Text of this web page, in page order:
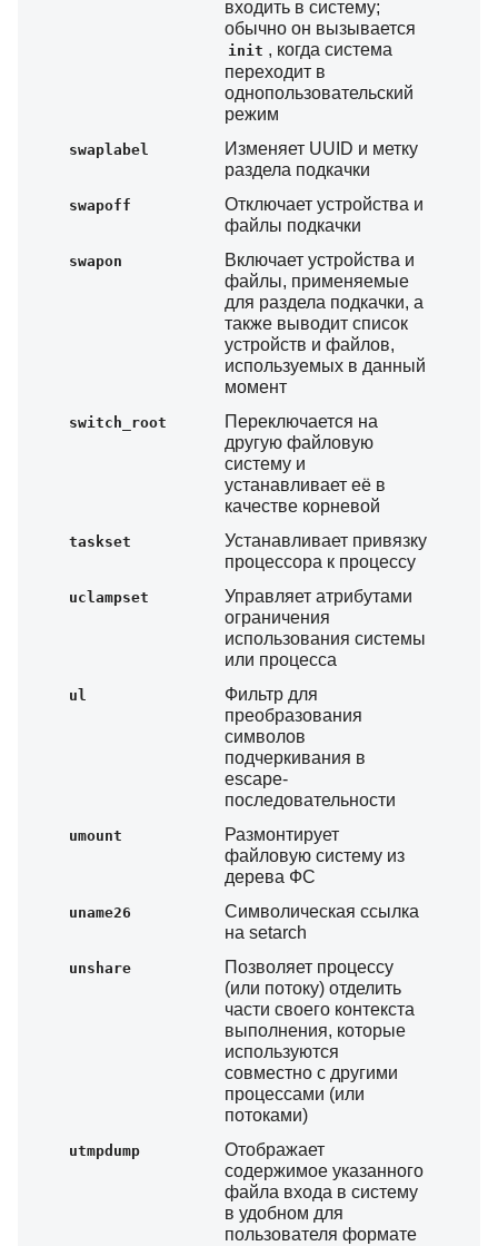
входить в систему;
обычно он вызывается
init , когда система
переходит в
однопользовательский
режим
swaplabel
Изменяет UUID и метку
раздела подкачки
swapoff
Отключает устройства и
файлы подкачки
swapon
Включает устройства и
файлы, применяемые
для раздела подкачки, а
также выводит список
устройств и файлов,
используемых в данный
момент
switch_root
Переключается на
другую файловую
систему и
устанавливает её в
качестве корневой
taskset
Устанавливает привязку
процессора к процессу
uclampset
Управляет атрибутами
ограничения
использования системы
или процесса
ul
Фильтр для
преобразования
символов
подчеркивания в
escape-
последовательности
umount
Размонтирует
файловую систему из
дерева ФС
uname26
Символическая ссылка
на setarch
unshare
Позволяет процессу
(или потоку) отделить
части своего контекста
выполнения, которые
используются
совместно с другими
процессами (или
потоками)
utmpdump
Отображает
содержимое указанного
файла входа в систему
в удобном для
пользователя формате